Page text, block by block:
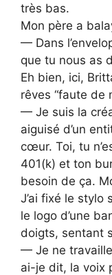
très bas.
Mon père a
— Dans
que tu nous as
Eh bien, ici,
rêves “faute de
— Je suis la
aiguisé d’un
cœur. Toi, tu
401(k) et ton
besoin de ça.
J’ai fixé le stylo
le logo d’une
doigts, sentant
— Je ne
ai-je dit, la voix